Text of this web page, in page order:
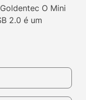
O Mini
2.0 é um
4 porta